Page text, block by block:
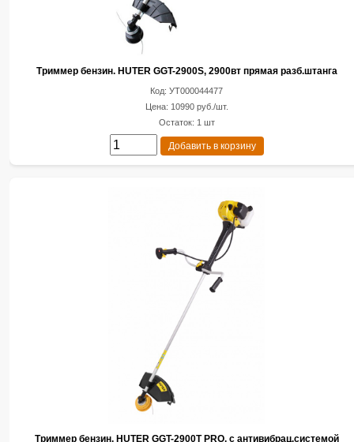
Триммер бензин. HUTER GGT-2900S, 2900вт прямая разб.штанга
Код: УТ000044477
Цена: 10990 руб./шт.
Остаток: 1 шт
Добавить в корзину
Триммер бензин. HUTER GGT-2900T PRO, с антивибрац.системой